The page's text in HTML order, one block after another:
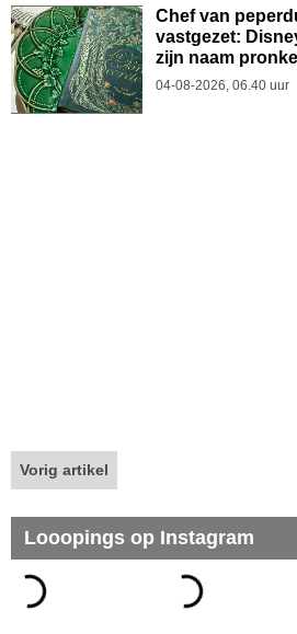
Chef van
vastgezet:
zijn naam
04-08-2026, 06.40 uur
Vorig artikel
Looopings op Instagram